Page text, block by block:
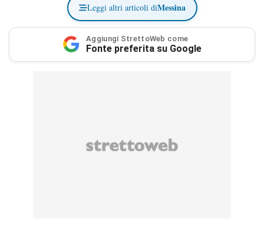
Leggi altri articoli diMessina
Aggiungi StrettoWeb come
Fonte preferita su Google